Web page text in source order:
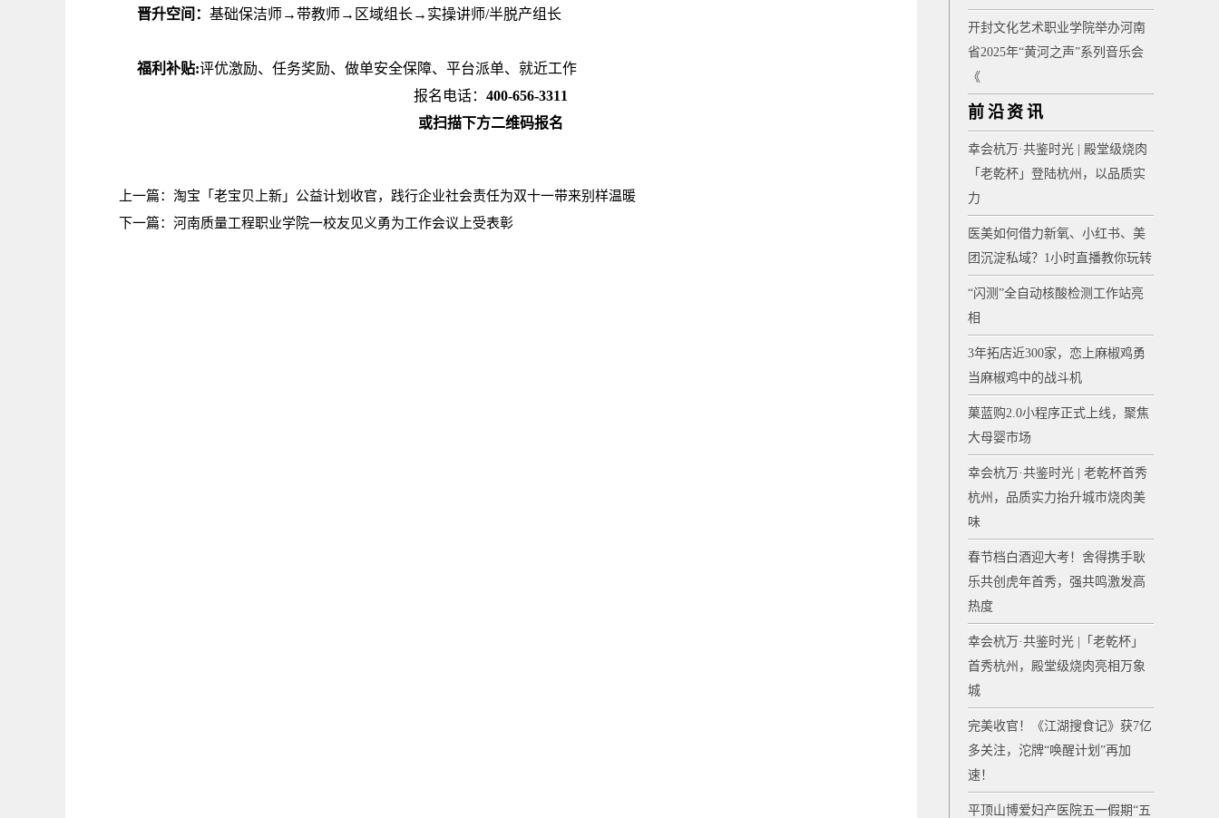
晋升空间： 基础保洁师→带教师→区域组长→实操讲师/半脱产组长
福利补贴:评优激励、任务奖励、做单安全保障、平台派单、就近工作
报名电话： 400-656-3311
或扫描下方二维码报名
上一篇： 淘宝「老宝贝上新」公益计划收官，践行企业社会责任为双十一带来别样温暖
下一篇： 河南质量工程职业学院一校友见义勇为工作会议上受表彰
开封文化艺术职业学院举办河南
省2025年“黄河之声”系列音乐会
《
前沿资讯
幸会杭万·共鉴时光 | 殿堂级烧肉
「老乾杯」登陆杭州，以品质实
力
医美如何借力新氧、小红书、美
团沉淀私域？1小时直播教你玩转
“闪测”全自动核酸检测工作站亮
相
3年拓店近300家，恋上麻椒鸡勇
当麻椒鸡中的战斗机
菓蓝购2.0小程序正式上线，聚焦
大母婴市场
幸会杭万·共鉴时光 | 老乾杯首秀
杭州，品质实力抬升城市烧肉美
味
春节档白酒迎大考！舍得携手耿
乐共创虎年首秀，强共鸣激发高
热度
幸会杭万·共鉴时光 |「老乾杯」
首秀杭州，殿堂级烧肉亮相万象
城
完美收官！《江湖搜食记》获7亿
多关注，沱牌“唤醒计划”再加
速！
平顶山博爱妇产医院五一假期“五